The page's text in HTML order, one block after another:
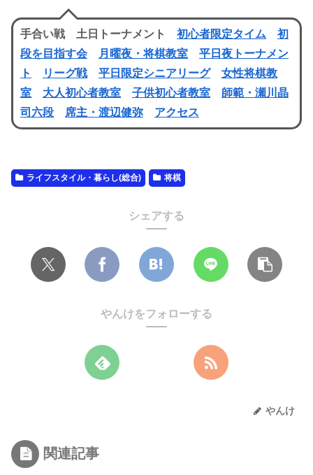
手合い戦 土日トーナメント 初心者限定タイム
初
段を目指す会
月曜夜・将棋教室
平日夜トーナメン
ト
リーグ戦 平日限定シニアリーグ
女性将棋教
室
大人初心者教室 子供初心者教室
師範・瀬川晶
司六段
席主・渡辺健弥 アクセス
ライフスタイル・暮らし(総合) 将棋
シェアする
やんけをフォローする
やんけ
関連記事